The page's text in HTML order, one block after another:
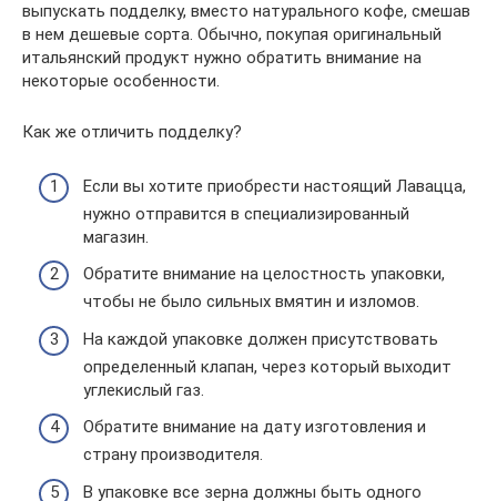
выпускать подделку, вместо натурального кофе, смешав
в нем дешевые сорта. Обычно, покупая оригинальный
итальянский продукт нужно обратить внимание на
некоторые особенности.
Как же отличить подделку?
Если вы хотите приобрести настоящий Лавацца,
нужно отправится в специализированный
магазин.
Обратите внимание на целостность упаковки,
чтобы не было сильных вмятин и изломов.
На каждой упаковке должен присутствовать
определенный клапан, через который выходит
углекислый газ.
Обратите внимание на дату изготовления и
страну производителя.
В упаковке все зерна должны быть одного